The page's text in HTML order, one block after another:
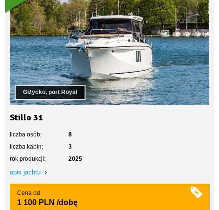
Giżycko, port Royal
Stillo 31
liczba osób:
8
liczba kabin:
3
rok produkcji:
2025
opis jachtu
Cena od
1 100 PLN /dobę